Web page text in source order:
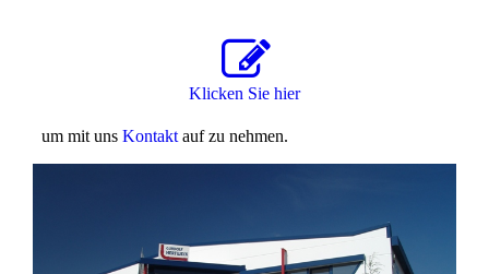
Klicken Sie hier
um mit uns Kontakt auf zu nehmen.